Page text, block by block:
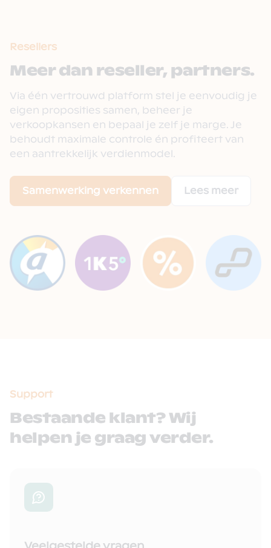
Resellers
Meer dan reseller, partners.
Via één vertrouwd platform stel je eenvoudig je
eigen proposities samen, beheer je
verkoopkansen en bepaal je zelf je marge. Je
behoudt maximale controle én profiteert van
een aantrekkelijk verdienmodel.
Samenwerking verkennen Lees meer
Support
Bestaande klant? Wij
helpen je graag verder.